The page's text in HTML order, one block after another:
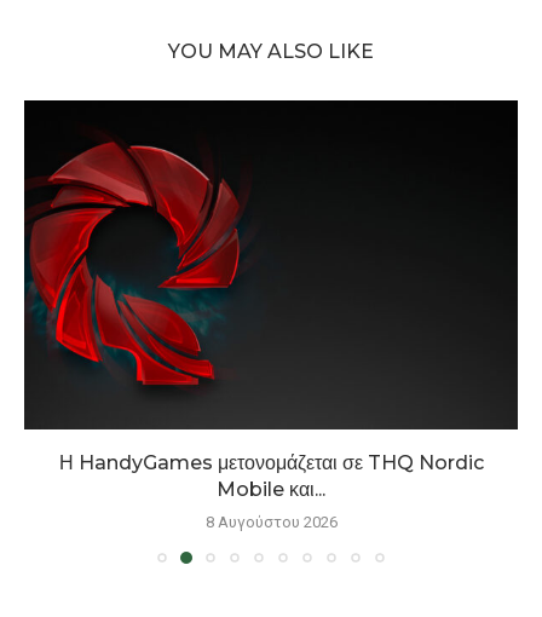
YOU MAY ALSO LIKE
Η HandyGames μετονομάζεται σε THQ Nordic
Mobile και...
8 Αυγούστου 2026